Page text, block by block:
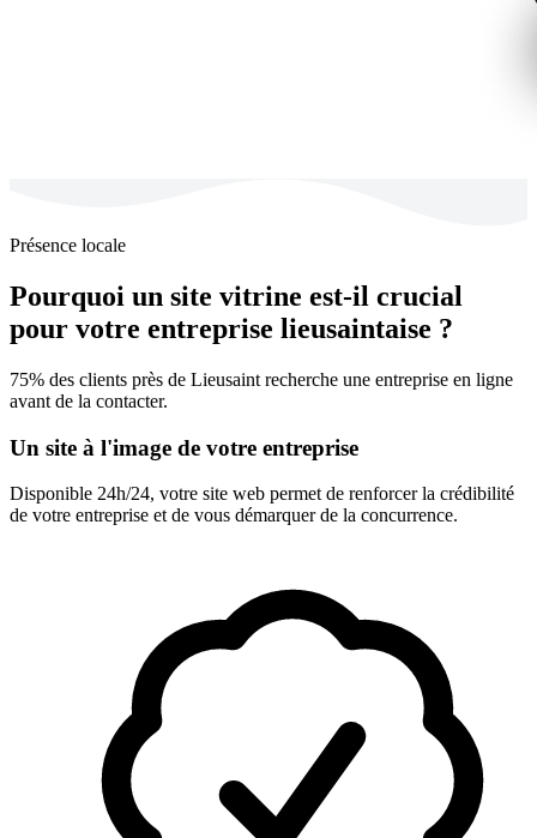
Présence locale
Pourquoi un site vitrine est-il crucial
pour votre entreprise lieusaintaise ?
75% des clients près de Lieusaint recherche une entreprise en ligne
avant de la contacter.
Un site à l'image de votre entreprise
Disponible 24h/24, votre site web permet de renforcer la crédibilité
de votre entreprise et de vous démarquer de la concurrence.